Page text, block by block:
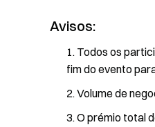
Avisos:
Todos os
fim do evento
Volume de
O prémio total